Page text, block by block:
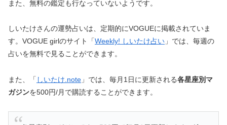
また、無料の鑑定も行なっていないようです。
しいたけさんの運勢占いは、定期的にVOGUEに掲載されていま
す。VOGUE girlのサイト「Weekly! しいたけ占い 」では、毎週の
占いを無料で見ることができます。
また、「 しいたけ.note 」では、毎月1日に更新される各星座別マ
ガジンを500円/月で購読することができます。